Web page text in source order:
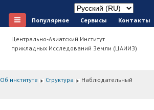
Популярное Сервисы Контакты
Центрально-Азиатский Институт
прикладных Исследований Земли (ЦАИИЗ)
Об институте Структура
Наблюдательный